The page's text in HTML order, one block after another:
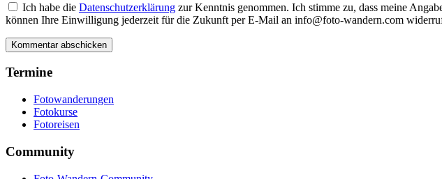
Ich habe die Datenschutzerklärung zur Kenntnis genommen. Ich stimme zu, dass meine
können Ihre Einwilligung jederzeit für die Zukunft per E-Mail an info@foto-wandern.com
Termine
Fotowanderungen
Fotokurse
Fotoreisen
Community